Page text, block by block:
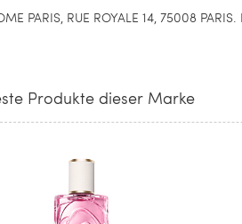
PARIS, RUE ROYALE 14, 75008
Produkte dieser Marke